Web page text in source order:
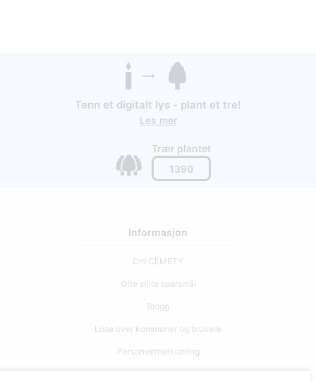
Tenn et digitalt lys - plant et tre!
Les mer
Trær plantet
1390
Informasjon
Om CEMETY
Ofte stilte spørsmål
Blogg
Liste over kommuner og brukere
Personvernerklæring